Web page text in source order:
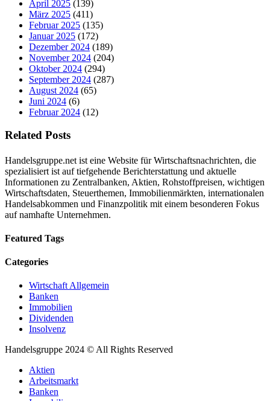
April 2025 (139)
März 2025 (411)
Februar 2025 (135)
Januar 2025 (172)
Dezember 2024 (189)
November 2024 (204)
Oktober 2024 (294)
September 2024 (287)
August 2024 (65)
Juni 2024 (6)
Februar 2024 (12)
Related Posts
Handelsgruppe.net ist eine Website für Wirtschaftsnachrichten, die
spezialisiert ist auf tiefgehende Berichterstattung und aktuelle
Informationen zu Zentralbanken, Aktien, Rohstoffpreisen, wichtigen
Wirtschaftsdaten, Steuerthemen, Immobilienmärkten, internationalen
Handelsabkommen und Finanzpolitik mit einem besonderen Fokus
auf namhafte Unternehmen.
Featured Tags
Categories
Wirtschaft Allgemein
Banken
Immobilien
Dividenden
Insolvenz
Handelsgruppe 2024 © All Rights Reserved
Aktien
Arbeitsmarkt
Banken